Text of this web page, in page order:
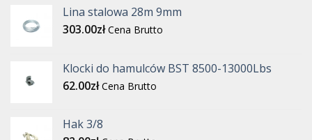
Lina stalowa 28m 9mm
303.00zł Cena Brutto
Klocki do hamulców BST 8500-13000Lbs
62.00zł Cena Brutto
Hak 3/8